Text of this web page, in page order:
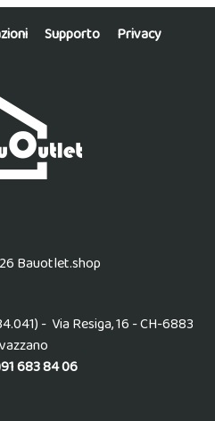
Supporto Privacy
Bauotlet.shop
- Via Resiga, 16 - CH-6883
683 84 06